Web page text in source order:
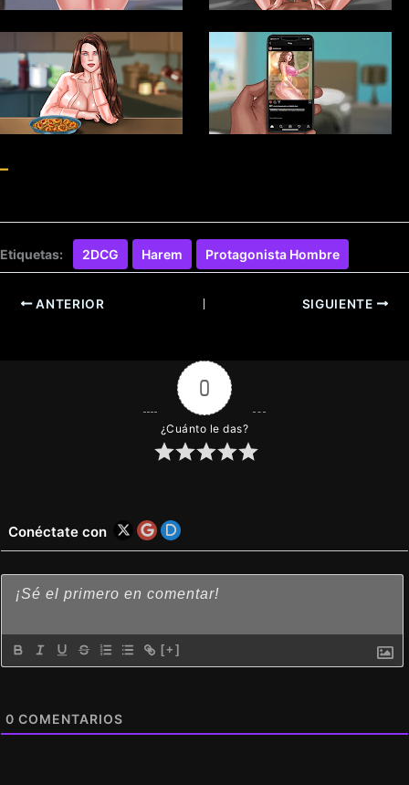
–
Etiquetas: 2DCG Harem Protagonista Hombre
ANTERIOR SIGUIENTE
0
¿Cuánto le das?
Conéctate con
[+]
0 COMENTARIOS